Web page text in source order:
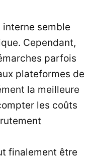
semble
Cependant,
parfois
plateformes de
la meilleure
les coûts
finalement être